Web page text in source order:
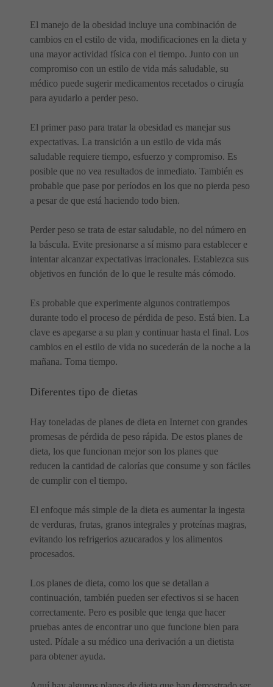
El manejo de la obesidad incluye una combinación de
cambios en el estilo de vida, modificaciones en la dieta y
una mayor actividad física con el tiempo. Junto con un
compromiso con un estilo de vida más saludable, su
médico puede sugerir medicamentos recetados o cirugía
para ayudarlo a perder peso.
El primer paso para tratar la obesidad es manejar sus
expectativas. La transición a un estilo de vida más
saludable requiere tiempo, esfuerzo y compromiso. Es
posible que no vea resultados de inmediato. También es
probable que pase por períodos en los que no pierda peso
a pesar de que está haciendo todo bien.
Perder peso se trata de estar saludable, no del número en
la báscula. Evite presionarse a sí mismo para establecer e
intentar alcanzar expectativas irracionales. Establezca sus
objetivos en función de lo que le resulte más cómodo.
Es probable que experimente algunos contratiempos
durante todo el proceso de pérdida de peso. Está bien. La
clave es apegarse a su plan y continuar hasta el final. Los
cambios en el estilo de vida no sucederán de la noche a la
mañana. Toma tiempo.
Diferentes tipo de dietas
Hay toneladas de planes de dieta en Internet con grandes
promesas de pérdida de peso rápida. De estos planes de
dieta, los que funcionan mejor son los planes que
reducen la cantidad de calorías que consume y son fáciles
de cumplir con el tiempo.
El enfoque más simple de la dieta es aumentar la ingesta
de verduras, frutas, granos integrales y proteínas magras,
evitando los refrigerios azucarados y los alimentos
procesados.
Los planes de dieta, como los que se detallan a
continuación, también pueden ser efectivos si se hacen
correctamente. Pero es posible que tenga que hacer
pruebas antes de encontrar uno que funcione bien para
usted. Pídale a su médico una derivación a un dietista
para obtener ayuda.